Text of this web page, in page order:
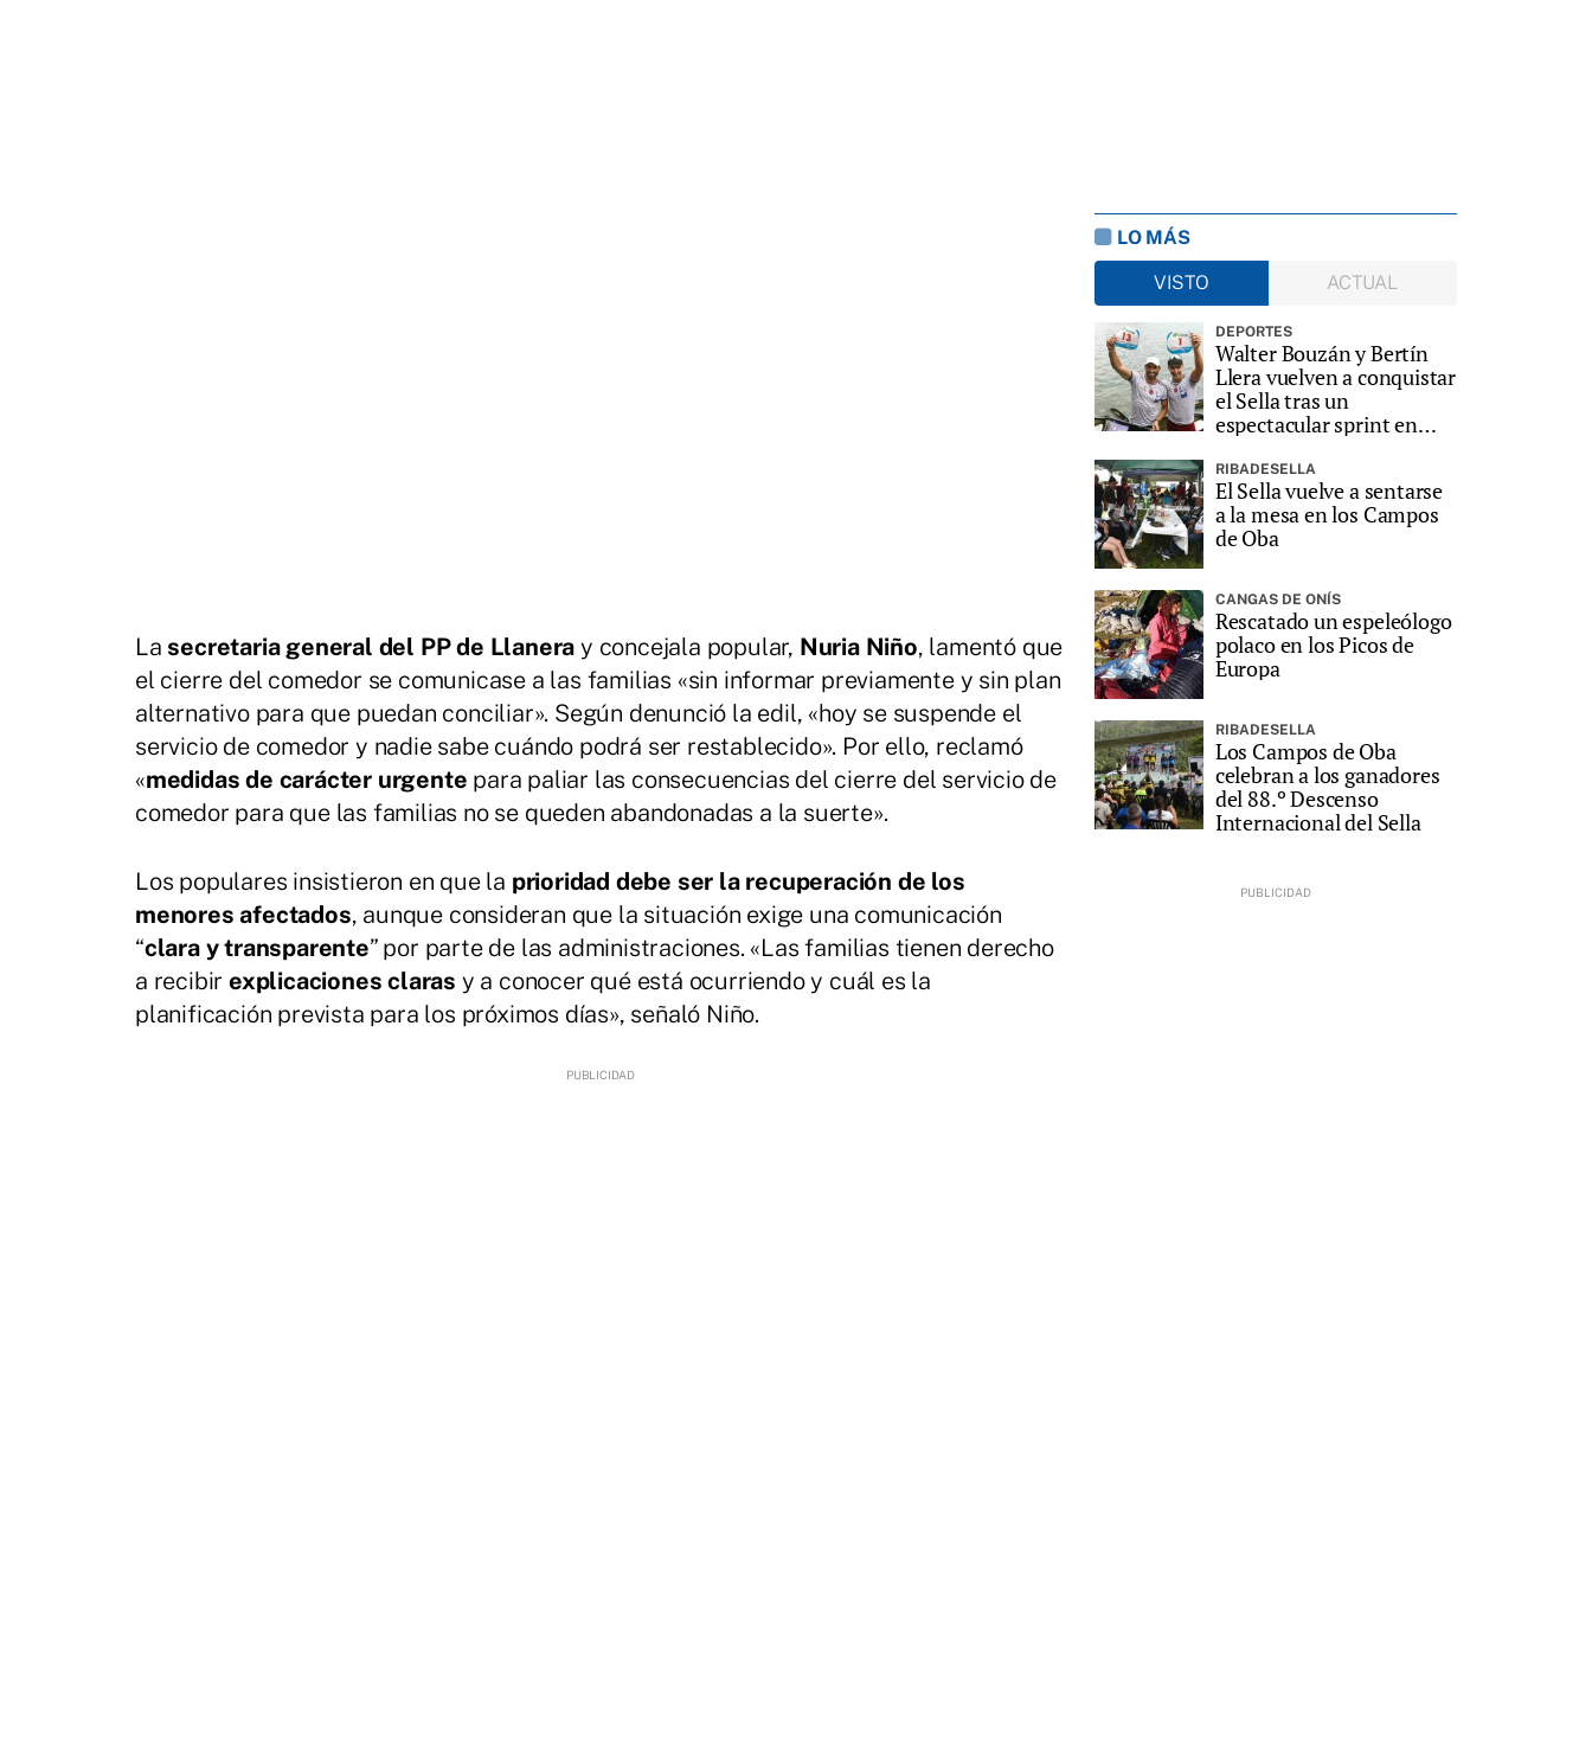
La secretaria general del PP de Llanera y concejala popular, Nuria Niño, lamentó que
el cierre del comedor se comunicase a las familias «sin informar previamente y sin plan
alternativo para que puedan conciliar». Según denunció la edil, «hoy se suspende el
servicio de comedor y nadie sabe cuándo podrá ser restablecido». Por ello, reclamó
«medidas de carácter urgente para paliar las consecuencias del cierre del servicio de
comedor para que las familias no se queden abandonadas a la suerte».
Los populares insistieron en que la prioridad debe ser la recuperación de los
menores afectados, aunque consideran que la situación exige una comunicación
“clara y transparente” por parte de las administraciones. «Las familias tienen derecho
a recibirexplicaciones claras y a conocer qué está ocurriendo y cuál es la
planificación prevista para los próximos días», señaló Niño.
LO MÁS
VISTO
ACTUAL
DEPORTES
Walter Bouzán y Bertín
Llera vuelven a conquistar
el Sella tras un
espectacular sprint en
RIBADESELLA
El Sella vuelve a sentarse
a la mesa en los Campos
de Oba
CANGAS DE ONÍS
Rescatado un espeleólogo
polaco en los Picos de
Europa
RIBADESELLA
Los Campos de Oba
celebran a los ganadores
del 88.º Descenso
Internacional del Sella